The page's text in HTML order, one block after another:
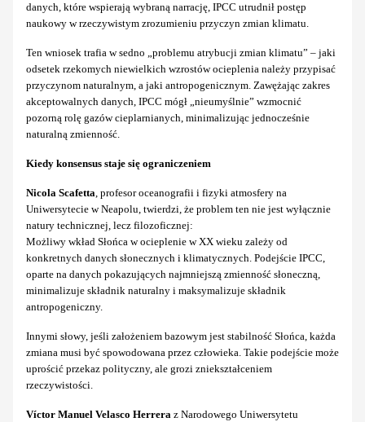
danych, które wspierają wybraną narrację, IPCC utrudnił postęp
naukowy w rzeczywistym zrozumieniu przyczyn zmian klimatu.
Ten wniosek trafia w sedno „problemu atrybucji zmian klimatu” – jaki
odsetek rzekomych niewielkich wzrostów ocieplenia należy przypisać
przyczynom naturalnym, a jaki antropogenicznym. Zawężając zakres
akceptowalnych danych, IPCC mógł „nieumyślnie” wzmocnić
pozorną rolę gazów cieplarnianych, minimalizując jednocześnie
naturalną zmienność.
Kiedy konsensus staje się ograniczeniem
Nicola Scafetta, profesor oceanografii i fizyki atmosfery na
Uniwersytecie w Neapolu, twierdzi, że problem ten nie jest wyłącznie
natury technicznej, lecz filozoficznej:
Możliwy wkład Słońca w ocieplenie w XX wieku zależy od
konkretnych danych słonecznych i klimatycznych. Podejście IPCC,
oparte na danych pokazujących najmniejszą zmienność słoneczną,
minimalizuje składnik naturalny i maksymalizuje składnik
antropogeniczny.
Innymi słowy, jeśli założeniem bazowym jest stabilność Słońca, każda
zmiana musi być spowodowana przez człowieka. Takie podejście może
uprościć przekaz polityczny, ale grozi zniekształceniem
rzeczywistości.
Víctor Manuel Velasco Herrera z Narodowego Uniwersytetu